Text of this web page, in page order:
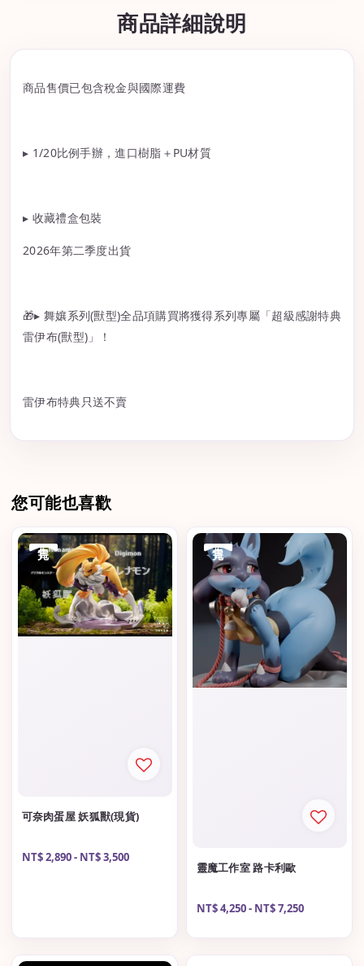
商品詳細說明
商品售價已包含稅金與國際運費
▸ 1/20比例手辦，進口樹脂＋PU材質
▸ 收藏禮盒包裝
2026年第二季度出貨
🎁▸ 舞孃系列(獸型)全品項購買將獲得系列專屬「超級感謝特典
雷伊布(獸型)」！
雷伊布特典只送不賣
您可能也喜歡
可奈肉蛋屋 妖狐獸(現貨)
Regular
NT$ 2,890- NT$ 3,500
靈魔工作室 路卡利歐
Regular
NT$ 4,250- NT$ 7,250